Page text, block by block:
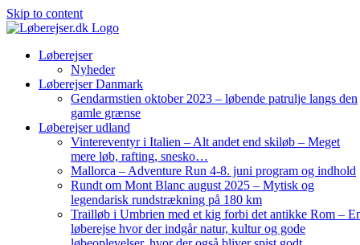
Skip to content
Løberejser
Nyheder
Løberejser Danmark
Gendarmstien oktober 2023 – løbende patrulje langs den
gamle grænse
Løberejser udland
Vintereventyr i Italien – Alt andet end skiløb – Meget
mere løb, rafting, snesko…
Mallorca – Adventure Run 4-8. juni program og indhold
Rundt om Mont Blanc august 2025 – Mytisk og
legendarisk rundstrækning på 180 km
Trailløb i Umbrien med et kig forbi det antikke Rom –
løberejse hvor der indgår natur, kultur og gode